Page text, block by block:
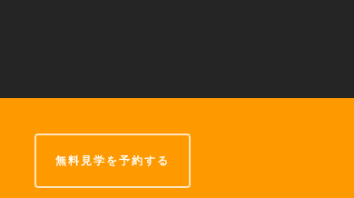
無料見学を予約する